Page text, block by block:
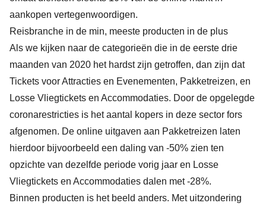
aankopen vertegenwoordigen.
Reisbranche in de min, meeste producten in de plus
Als we kijken naar de categorieën die in de eerste drie
maanden van 2020 het hardst zijn getroffen, dan zijn dat
Tickets voor Attracties en Evenementen, Pakketreizen, en
Losse Vliegtickets en Accommodaties. Door de opgelegde
coronarestricties is het aantal kopers in deze sector fors
afgenomen. De online uitgaven aan Pakketreizen laten
hierdoor bijvoorbeeld een daling van -50% zien ten
opzichte van dezelfde periode vorig jaar en Losse
Vliegtickets en Accommodaties dalen met -28%.
Binnen producten is het beeld anders. Met uitzondering